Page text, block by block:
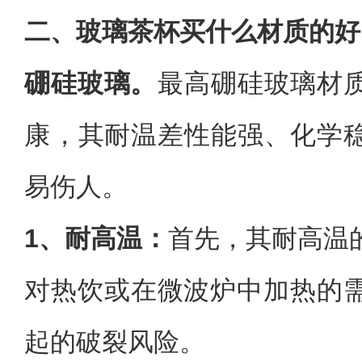
二、玻璃茶杯买什么材质的好
硼硅玻璃。‌ 最高硼硅玻璃材
康‌，其耐温差性能强、化学
易伤人。‌
1、耐高温： 首先，其耐高温
对热饮或在微波炉中加热的
起的破裂风险。